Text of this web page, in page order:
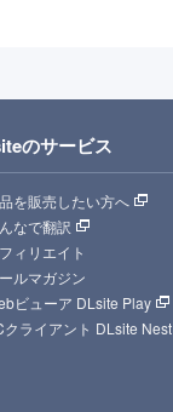
のサービス
を販売したい方へ
なで翻訳
ィリエイト
ルマガジン
ビューア DLsite Play
クライアント DLsite Nest